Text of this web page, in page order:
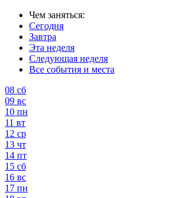
Чем заняться:
Сегодня
Завтра
Эта неделя
Следующая неделя
Все события и места
08 сб
09 вс
10 пн
11 вт
12 ср
13 чт
14 пт
15 сб
16 вс
17 пн